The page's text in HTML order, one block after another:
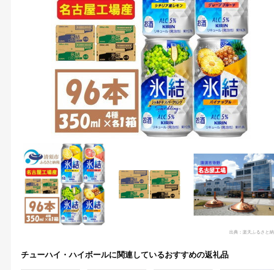
出典：楽天ふるさと
チューハイ・ハイボールに関連しているおすすめの返礼品